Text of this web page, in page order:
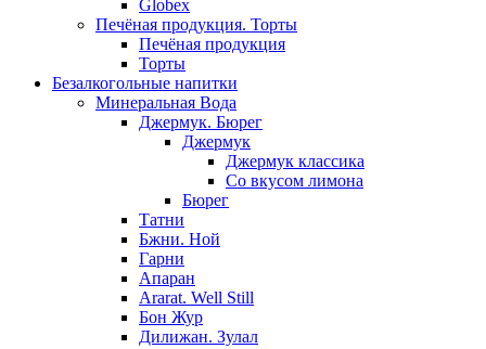
Globex
Печёная продукция. Торты
Печёная продукция
Торты
Безалкогольные напитки
Минеральная Вода
Джермук. Бюрег
Джермук
Джермук классика
Со вкусом лимона
Бюрег
Татни
Бжни. Ной
Гарни
Апаран
Ararat. Well Still
Бон Жур
Дилижан. Зулал